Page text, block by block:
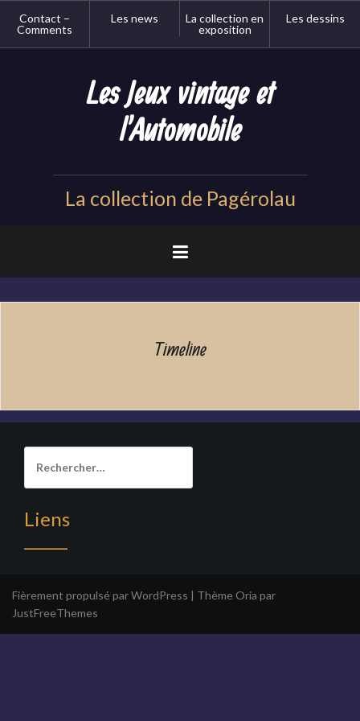
Contact –
Comments
Les news
La collection en
exposition
Les dessins
Les Jeux vintage et
l'Automobile
La collection de Pagérolau
Timeline
Liens
Fièrement propulsé par WordPress | Thème Oria par
JustFreeThemes